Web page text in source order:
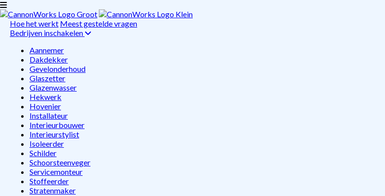
Hoe het werkt Meest gestelde vragen
Bedrijven inschakelen
Aannemer
Dakdekker
Gevelonderhoud
Glaszetter
Glazenwasser
Hekwerk
Hovenier
Installateur
Interieurbouwer
Interieurstylist
Isoleerder
Schilder
Schoorsteenveger
Servicemonteur
Stoffeerder
Stratenmaker